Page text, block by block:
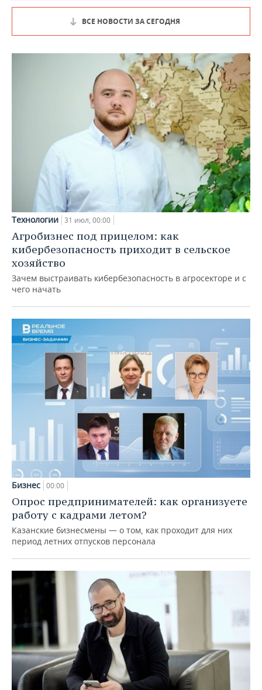
ВСЕ НОВОСТИ ЗА СЕГОДНЯ
Технологии 31 июл, 00:00
Агробизнес под прицелом: как
кибербезопасность приходит в сельское
хозяйство
Зачем выстраивать кибербезопасность в агросекторе и с
чего начать
Бизнес 00:00
Опрос предпринимателей: как организуете
работу с кадрами летом?
Казанские бизнесмены — о том, как проходит для них
период летних отпусков персонала